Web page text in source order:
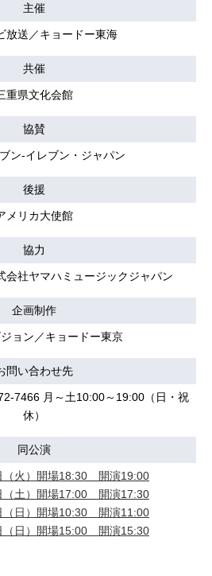
主催
放送／キョードー東海
共催
重県文化会館
協賛
ン-イレブン・ジャパン
後援
メリカ大使館
協力
会社ヤマハミュージックジャパン
企画制作
ョン／キョードー東京
問い合わせ先
7466 月～土10:00～19:00（日・祝
休）
同公演
（火）開場18:30 開演19:00
（土）開場17:00 開演17:30
（日）開場10:30 開演11:00
（日）開場15:00 開演15:30